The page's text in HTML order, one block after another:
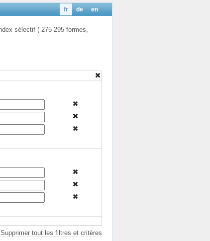
en
de
fr
sélectif ( 275 295 formes,
Supprimer tout les filtres et critères